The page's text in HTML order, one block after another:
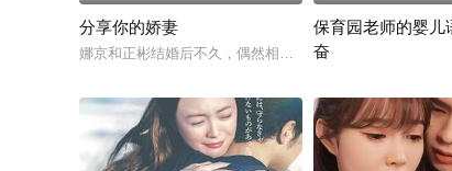
分享你的娇妻
娜京和正彬结婚后不久，偶然相遇的年河勋，坠入爱河，
保育园老师的婴儿
奋